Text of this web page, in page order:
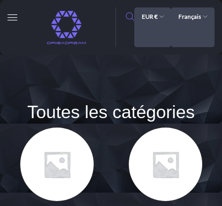
EUR € Français
Toutes les catégories